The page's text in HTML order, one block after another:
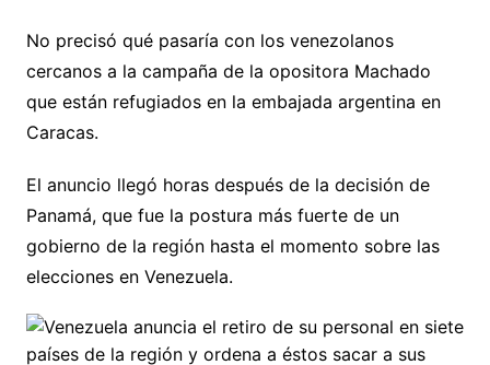
No precisó qué pasaría con los venezolanos
cercanos a la campaña de la opositora Machado
que están refugiados en la embajada argentina en
Caracas.
El anuncio llegó horas después de la decisión de
Panamá, que fue la postura más fuerte de un
gobierno de la región hasta el momento sobre las
elecciones en Venezuela.